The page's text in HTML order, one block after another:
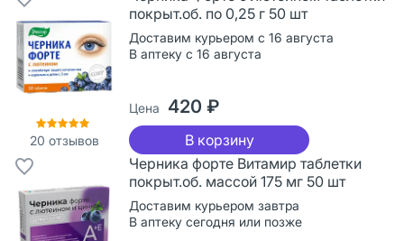
20 отзывов
покрыт.об. по 0,25 г 50 шт
Доставим курьером с 16 августа
В аптеку с 16 августа
Цена 420 ₽
В корзину
Черника форте Витамир таблетки
покрыт.об. массой 175 мг 50 шт
Доставим курьером завтра
В аптеку сегодня или позже